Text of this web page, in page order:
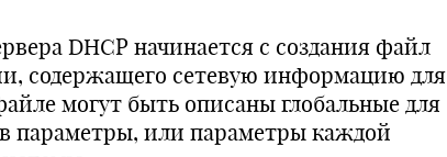
DHCP начинается с создания файл
содержащего сетевую информацию для
могут быть описаны глобальные для
параметры, или параметры каждой